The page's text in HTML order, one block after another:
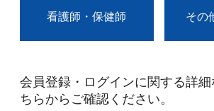
看護師・保健師 その
会員登録・ログインに関する詳細
ちらからご確認ください。​